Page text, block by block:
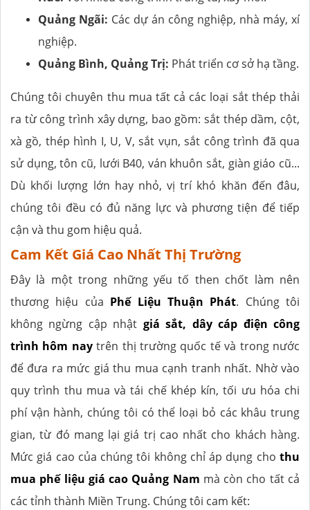
Quảng Ngãi: Các dự án công nghiệp, nhà máy, xí
nghiệp.
Quảng Bình, Quảng Trị: Phát triển cơ sở hạ tầng.
Chúng tôi chuyên thu mua tất cả các loại sắt thép thải
ra từ công trình xây dựng, bao gồm: sắt thép dầm, cột,
xà gồ, thép hình I, U, V, sắt vụn, sắt công trình đã qua
sử dụng, tôn cũ, lưới B40, ván khuôn sắt, giàn giáo cũ...
Dù khối lượng lớn hay nhỏ, vị trí khó khăn đến đâu,
chúng tôi đều có đủ năng lực và phương tiện để tiếp
cận và thu gom hiệu quả.
Cam Kết Giá Cao Nhất Thị Trường
Đây là một trong những yếu tố then chốt làm nên
thương hiệu của Phế Liệu Thuận Phát. Chúng tôi
không ngừng cập nhật giá sắt, dây cáp điện công
trình hôm naytrên thị trường quốc tế và trong nước
để đưa ra mức giá thu mua cạnh tranh nhất. Nhờ vào
quy trình thu mua và tái chế khép kín, tối ưu hóa chi
phí vận hành, chúng tôi có thể loại bỏ các khâu trung
gian, từ đó mang lại giá trị cao nhất cho khách hàng.
Mức giá cao của chúng tôi không chỉ áp dụng cho thu
mua phế liệu giá cao Quảng Nam mà còn cho tất cả
các tỉnh thành Miền Trung. Chúng tôi cam kết: